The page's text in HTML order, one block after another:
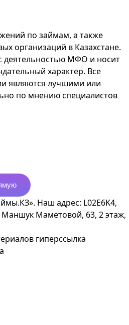
по займам, а также
организаций в Казахстане.
деятельностью МФО и носит
характер. Все
являются лучшими или
по мнению специалистов
Наш адрес: L02E6K4,
Маншук Маметовой, 63, 2 этаж,
гиперссылка